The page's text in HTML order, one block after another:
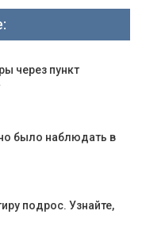
через пункт
было наблюдать в
подрос. Узнайте,